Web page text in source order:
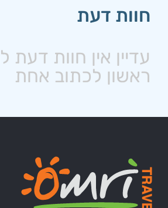
חוות דעת